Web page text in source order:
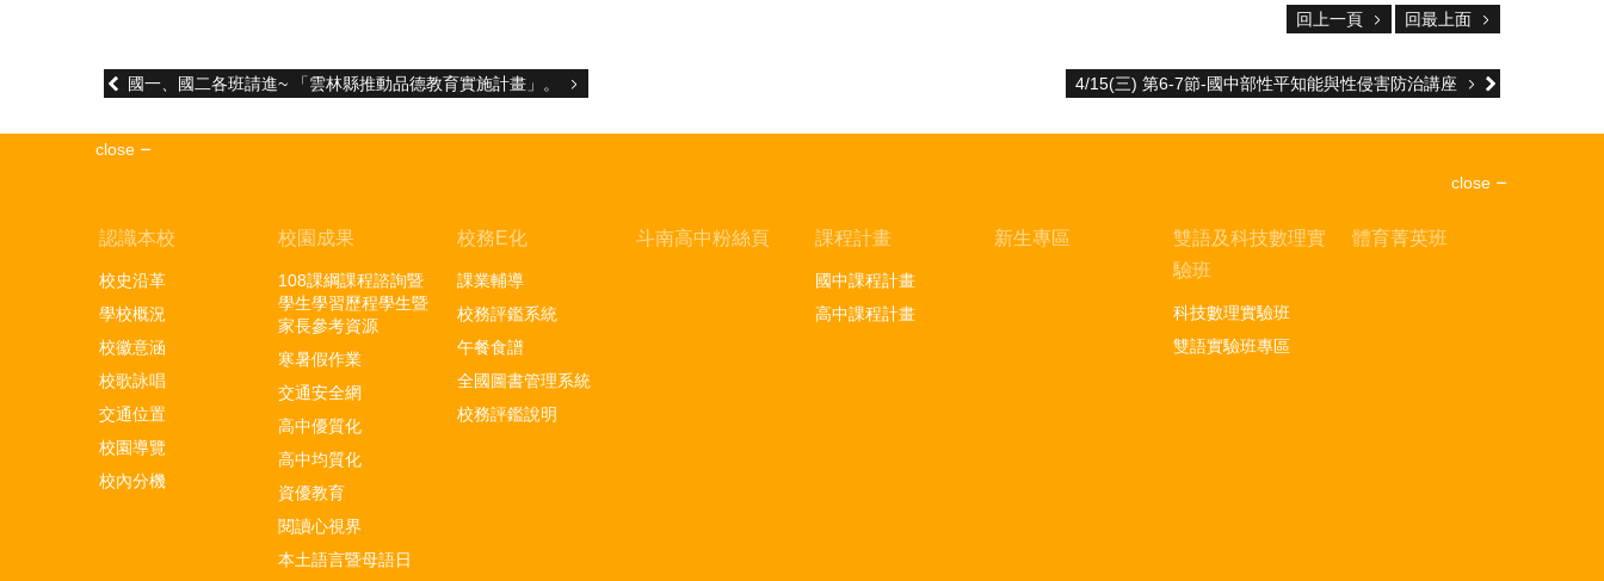
回上一頁 回最上面
國一、國二各班請進~ 「雲林縣推動品德教育實施計畫」。 4/15(三) 第6-7節-國中部性平知能與性侵害防治講座
close
close
認識本校
校史沿革
學校概況
校徽意涵
校歌詠唱
交通位置
校園導覽
校內分機
校園成果
108課綱課程諮詢暨
學生學習歷程學生暨
家長參考資源
寒暑假作業
交通安全網
高中優質化
高中均質化
資優教育
閱讀心視界
本土語言暨母語日
校務E化
課業輔導
校務評鑑系統
午餐食譜
全國圖書管理系統
校務評鑑說明
斗南高中粉絲頁 課程計畫
國中課程計畫
高中課程計畫
新生專區
雙語及科技數理實
驗班
科技數理實驗班
雙語實驗班專區
體育菁英班